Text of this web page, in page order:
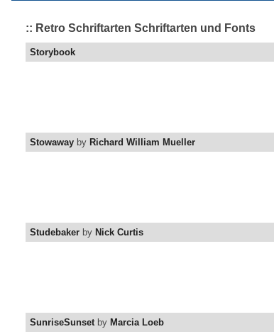
:: Retro Schriftarten Schriftarten und Fonts
Storybook
Stowaway by Richard William Mueller
Studebaker by Nick Curtis
SunriseSunsetby Marcia Loeb